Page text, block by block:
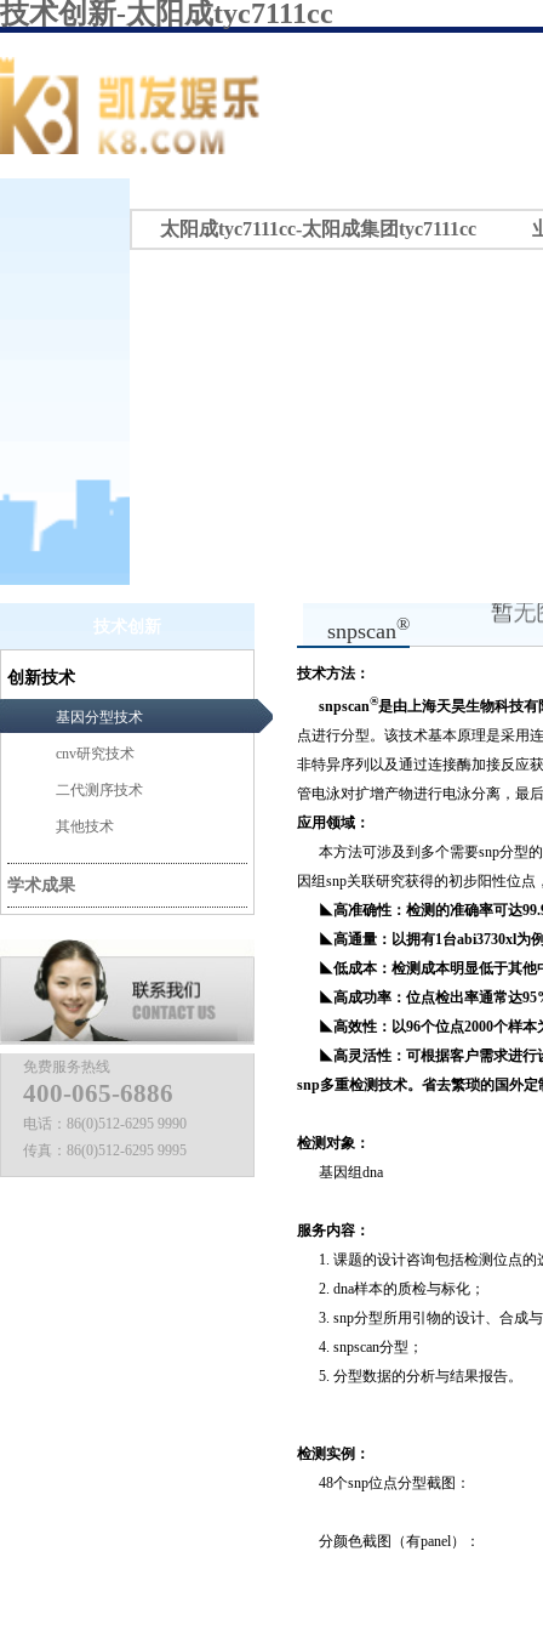
技术创新-太阳成tyc7111cc
太阳成tyc7111cc-太阳成集团tyc7111cc
技术创新
创新技术
基因分型技术
cnv研究技术
二代测序技术
其他技术
学术成果
免费服务热线
400-065-6886
电话： 86(0)512-6295 9990
传真： 86(0)512-6295 9995
snpscan®
技术方法：
snpscan®是由上海天昊生物科技
点进行分型。该技术基本原理是采用
非特异序列以及通过连接酶加接反应
管电泳对扩增产物进行电泳分离，最
应用领域：
本方法可涉及到多个需要snp分型的
因组snp关联研究获得的初步阳性位
◣高准确性：检测的准确率可达
◣高通量：以拥有1台abi3730xl为
◣低成本：检测成本明显低于其他
◣高成功率：位点检出率通常达
◣高效性：以96个位点2000个样本
◣高灵活性：可根据客户需求进行设
snp多重检测技术。省去繁琐的国外
检测对象：
基因组dna
服务内容：
1. 课题的设计咨询包括检测位点的
2. dna样本的质检与标化；
3. snp分型所用引物的设计、合成
4. snpscan分型；
5. 分型数据的分析与结果报告。
检测实例：
48个snp位点分型截图：
分颜色截图（有panel）：